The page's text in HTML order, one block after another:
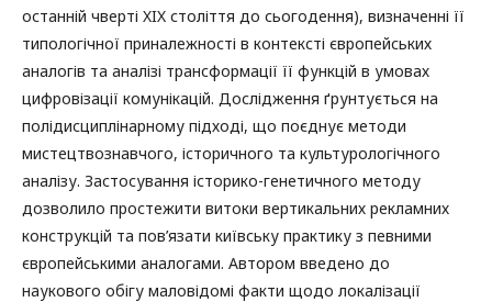
останній чверті XIX століття до сьогодення), визначенні її
типологічної приналежності в контексті європейських
аналогів та аналізі трансформації її функцій в умовах
цифровізації комунікацій. Дослідження ґрунтується на
полідисциплінарному підході, що поєднує методи
мистецтвознавчого, історичного та культурологічного
аналізу. Застосування історико-генетичного методу
дозволило простежити витоки вертикальних рекламних
конструкцій та пов’язати київську практику з певними
європейськими аналогами. Автором введено до
наукового обігу маловідомі факти щодо локалізації